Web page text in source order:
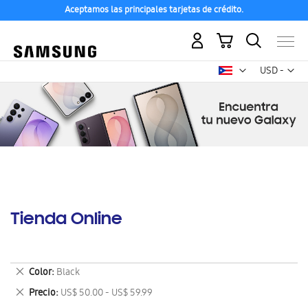
Aceptamos las principales tarjetas de crédito.
USD -
dólar
Mi carrito
Tienda Online
Color Black
Eliminar
este
artículo
Precio US$ 50.00 - US$ 59.99
Eliminar